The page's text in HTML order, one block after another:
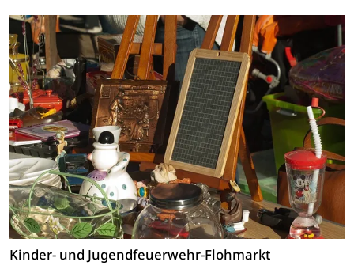
Kinder- und Jugendfeuerwehr-Flohmarkt